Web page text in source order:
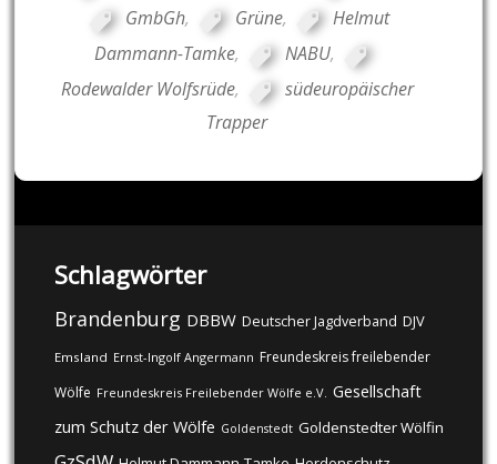
GmbGh, Grüne,
Helmut
Dammann-Tamke, NABU,
Rodewalder Wolfsrüde,
südeuropäischer
Trapper
Schlagwörter
Brandenburg DBBW Deutscher Jagdverband DJV
Emsland Ernst-Ingolf Angermann Freundeskreis freilebender
Wölfe Freundeskreis Freilebender Wölfe e.V. Gesellschaft
zum Schutz der Wölfe Goldenstedt Goldenstedter Wölfin